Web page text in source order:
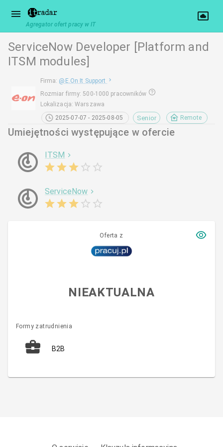
Agregator ofert pracy w IT
ServiceNow Developer [Platform and
ITSM modules]
Firma: @ E.On It Support
Rozmiar firmy: 500-1000 pracowników
Lokalizacja:Warszawa
2025-07-07 - 2025-08-05
Senior Remote
Umiejętności występujące w ofercie
ITSM
ServiceNow
Oferta z
NIEAKTUALNA
Formy zatrudnienia
B2B